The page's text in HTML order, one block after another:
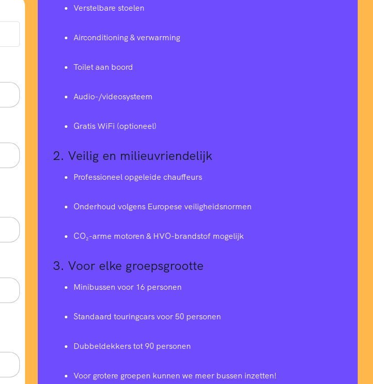
Verstelbare stoelen
Airconditioning & verwarming
Toilet aan boord
Audio-/videosysteem
Gratis WiFi (optioneel)
2. Veilig en milieuvriendelijk
Professioneel opgeleide chauffeurs
Onderhoud volgens Europese veiligheidsnormen
CO₂-arme motoren & HVO-brandstof mogelijk
3. Voor elke groepsgrootte
Minibussen voor 16 personen
Standaard touringcars voor 50 personen
Dubbeldekkers tot 90 personen
Voor grotere groepen kunnen we meer bussen inzetten!